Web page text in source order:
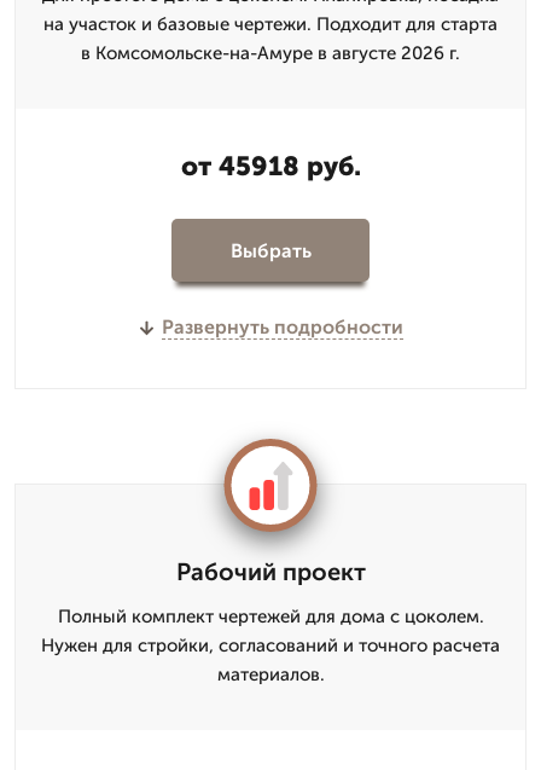
на участок и базовые чертежи. Подходит для старта
в Комсомольске-на-Амуре в августе 2026 г.
от 45918 руб.
Выбрать
Развернуть подробности
Рабочий проект
Полный комплект чертежей для дома с цоколем.
Нужен для стройки, согласований и точного расчета
материалов.